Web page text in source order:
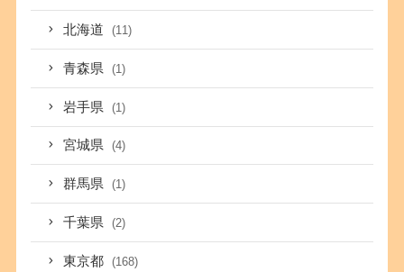
北海道 (11)
青森県 (1)
岩手県 (1)
宮城県 (4)
群馬県 (1)
千葉県 (2)
東京都 (168)